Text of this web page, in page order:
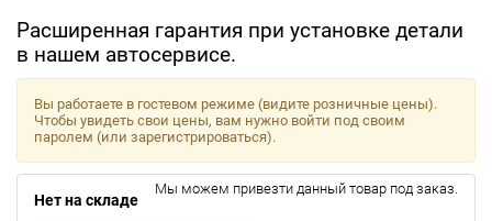
Расширенная гарантия при установке детали
в нашем автосервисе.
Вы работаете в гостевом режиме (видите розничные цены).
Чтобы увидеть свои цены, вам нужно войти под своим
паролем (или зарегистрироваться).
Нет на складе
Мы можем привезти данный товар под заказ.